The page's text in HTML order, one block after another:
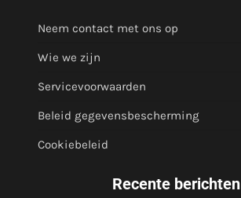
Neem contact met ons op
Wie we zijn
Servicevoorwaarden
Beleid gegevensbescherming
Cookiebeleid
Recente berichten